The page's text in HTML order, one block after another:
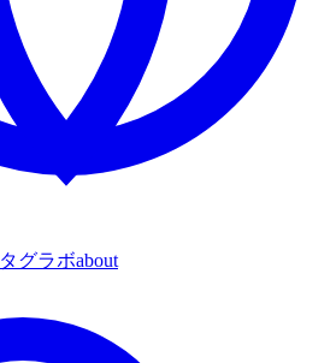
タグラボabout